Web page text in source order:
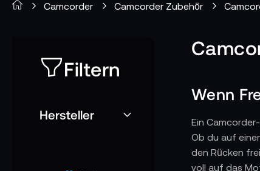
Camcorder Camcorder Zubehör
Wenn
Ein
Ob du auf
den Rücken
voll auf das
Filtern
Hersteller